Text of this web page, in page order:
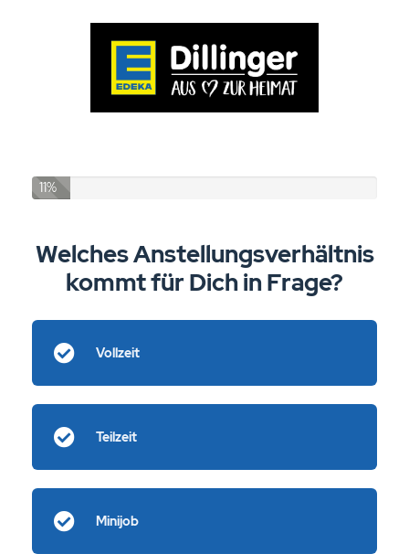
11%
Welches Anstellungsverhältnis
kommt für Dich in Frage?
Vollzeit
Teilzeit
Minijob